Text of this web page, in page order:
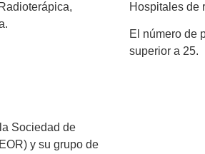
Hospitales de
El número de
superior a 25.
Sociedad de
y su grupo de